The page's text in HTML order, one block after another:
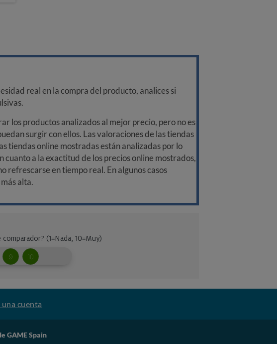
real en la compra del producto, analices si
los productos analizados al mejor precio, pero no es
surgir con ellos. Las valoraciones de las tiendas
tiendas online mostradas están analizadas por lo
a la exactitud de los precios online mostrados,
refrescarse en tiempo real. En algunos casos
alta.
una cuenta
GAME Spain